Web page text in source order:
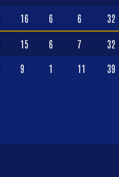
16 6 6 32
15 6 7 32
9 1 11 39